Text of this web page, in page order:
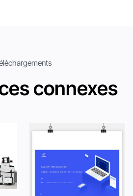
connexes